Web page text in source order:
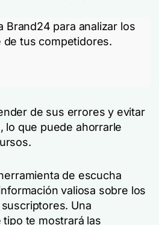
Brand24 para analizar los
de tus competidores.
de sus errores y evitar
lo que puede ahorrarle
de escucha
valiosa sobre los
Una
te mostrará las